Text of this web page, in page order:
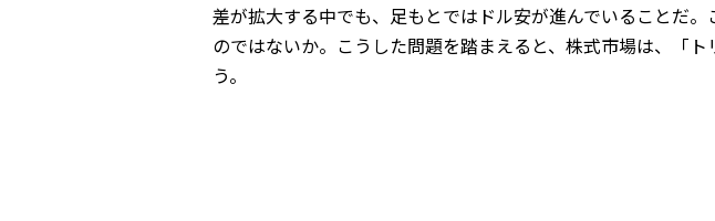
差が拡大する中でも、足もとではドル安が進んでいることだ
のではないか。こうした問題を踏まえると、株式市場は、「
う。